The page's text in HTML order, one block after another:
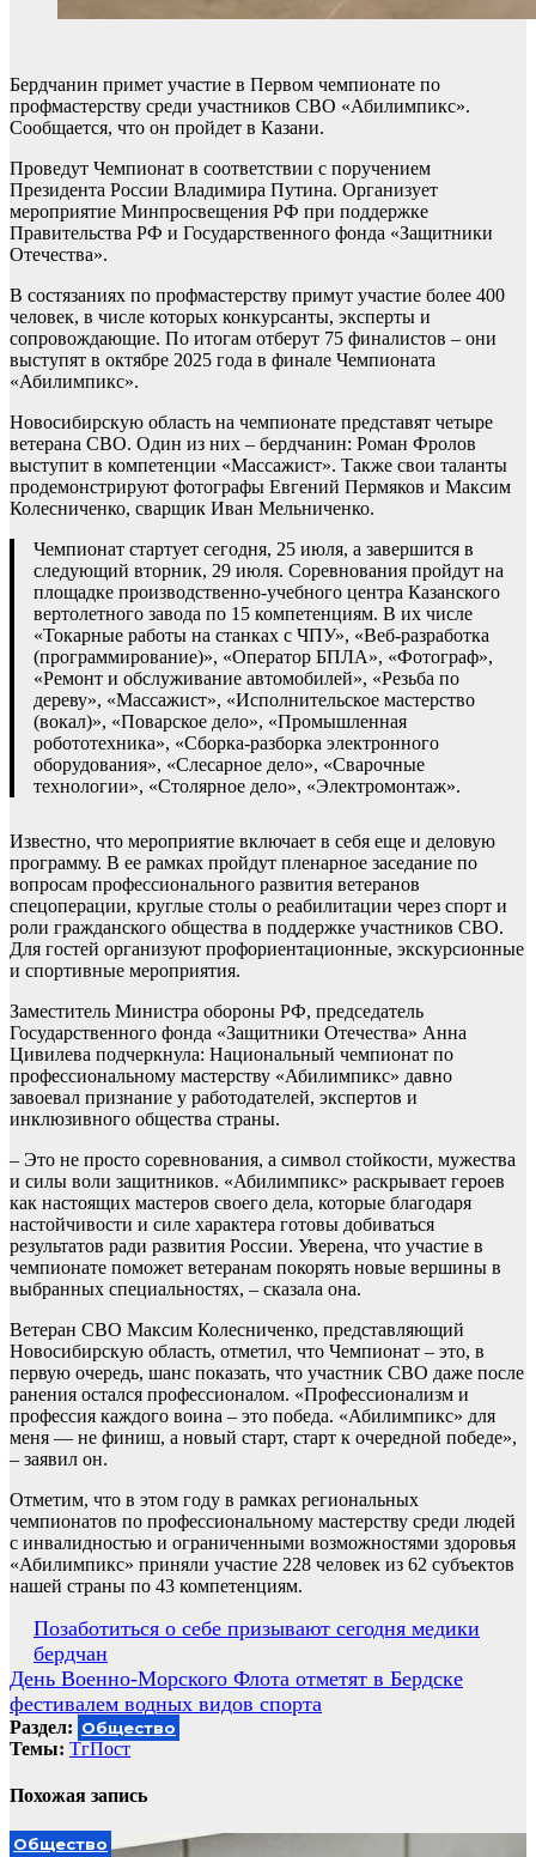
Бердчанин примет участие в Первом чемпионате по
профмастерству среди участников СВО «Абилимпикс».
Сообщается, что он пройдет в Казани.
Проведут Чемпионат в соответствии с поручением
Президента России Владимира Путина. Организует
мероприятие Минпросвещения РФ при поддержке
Правительства РФ и Государственного фонда «Защитники
Отечества».
В состязаниях по профмастерству примут участие более 400
человек, в числе которых конкурсанты, эксперты и
сопровождающие. По итогам отберут 75 финалистов – они
выступят в октябре 2025 года в финале Чемпионата
«Абилимпикс».
Новосибирскую область на чемпионате представят четыре
ветерана СВО. Один из них – бердчанин: Роман Фролов
выступит в компетенции «Массажист». Также свои таланты
продемонстрируют фотографы Евгений Пермяков и Максим
Колесниченко, сварщик Иван Мельниченко.
Чемпионат стартует сегодня, 25 июля, а завершится в
следующий вторник, 29 июля. Соревнования пройдут на
площадке производственно-учебного центра Казанского
вертолетного завода по 15 компетенциям. В их числе
«Токарные работы на станках с ЧПУ», «Веб-разработка
(программирование)», «Оператор БПЛА», «Фотограф»,
«Ремонт и обслуживание автомобилей», «Резьба по
дереву», «Массажист», «Исполнительское мастерство
(вокал)», «Поварское дело», «Промышленная
робототехника», «Сборка-разборка электронного
оборудования», «Слесарное дело», «Сварочные
технологии», «Столярное дело», «Электромонтаж».
Известно, что мероприятие включает в себя еще и деловую
программу. В ее рамках пройдут пленарное заседание по
вопросам профессионального развития ветеранов
спецоперации, круглые столы о реабилитации через спорт и
роли гражданского общества в поддержке участников СВО.
Для гостей организуют профориентационные, экскурсионные
и спортивные мероприятия.
Заместитель Министра обороны РФ, председатель
Государственного фонда «Защитники Отечества» Анна
Цивилева подчеркнула: Национальный чемпионат по
профессиональному мастерству «Абилимпикс» давно
завоевал признание у работодателей, экспертов и
инклюзивного общества страны.
– Это не просто соревнования, а символ стойкости, мужества
и силы воли защитников. «Абилимпикс» раскрывает героев
как настоящих мастеров своего дела, которые благодаря
настойчивости и силе характера готовы добиваться
результатов ради развития России. Уверена, что участие в
чемпионате поможет ветеранам покорять новые вершины в
выбранных специальностях, – сказала она.
Ветеран СВО Максим Колесниченко, представляющий
Новосибирскую область, отметил, что Чемпионат – это, в
первую очередь, шанс показать, что участник СВО даже после
ранения остался профессионалом. «Профессионализм и
профессия каждого воина – это победа. «Абилимпикс» для
меня — не финиш, а новый старт, старт к очередной победе»,
– заявил он.
Отметим, что в этом году в рамках региональных
чемпионатов по профессиональному мастерству среди людей
с инвалидностью и ограниченными возможностями здоровья
«Абилимпикс» приняли участие 228 человек из 62 субъектов
нашей страны по 43 компетенциям.
Навигация
по
записям
Позаботиться о себе призывают сегодня медики
бердчан
День Военно-Морского Флота отметят в Бердске
фестивалем водных видов спорта
Раздел: Общество
Темы: ТгПост
Похожая запись
Общество